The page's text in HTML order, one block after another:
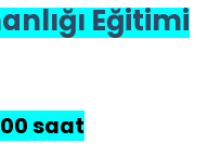
Eğitimi
saat